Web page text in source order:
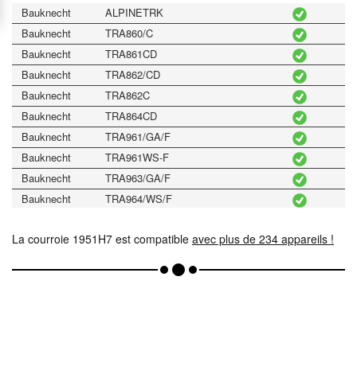
Bauknecht
ALPINETRK
Bauknecht
TRA860/C
Bauknecht
TRA861CD
Bauknecht
TRA862/CD
Bauknecht
TRA862C
Bauknecht
TRA864CD
Bauknecht
TRA961/GA/F
Bauknecht
TRA961WS-F
Bauknecht
TRA963/GA/F
Bauknecht
TRA964/WS/F
Bauknecht
TRA965WS-F
La courroie 1951H7 est compatible avec plus de 234 appareils !